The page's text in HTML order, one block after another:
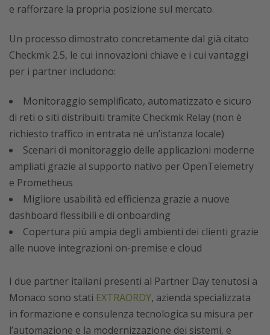
e rafforzare la propria posizione sul mercato.
Un processo dimostrato concretamente dal già citato
Checkmk 2.5, le cui innovazioni chiave e i cui vantaggi
per i partner includono:
Monitoraggio semplificato, automatizzato e sicuro
di reti o siti distribuiti tramite Checkmk Relay (non è
richiesto traffico in entrata né un’istanza locale)
Scenari di monitoraggio delle applicazioni moderne
ampliati grazie al supporto nativo per OpenTelemetry
e Prometheus
Migliore usabilità ed efficienza grazie a nuove
dashboard flessibili e di onboarding
Copertura più ampia degli ambienti dei clienti grazie
alle nuove integrazioni on-premise e cloud
I due partner italiani presenti al Partner Day tenutosi a
Monaco sono stati EXTRAORDY, azienda specializzata
in formazione e consulenza tecnologica su misura per
l’automazione e la modernizzazione dei sistemi, e